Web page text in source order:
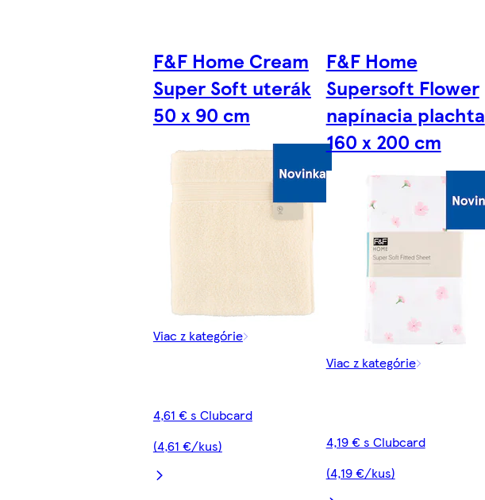
F&F Home Cream
Super Soft uterák
50 x 90 cm
Viac z kategórie
4,61 € s Clubcard
(4,61 €/kus)
F&F Home
Supersoft Flower
napínacia plachta
160 x 200 cm
Viac z kategórie
4,19 € s Clubcard
(4,19 €/kus)